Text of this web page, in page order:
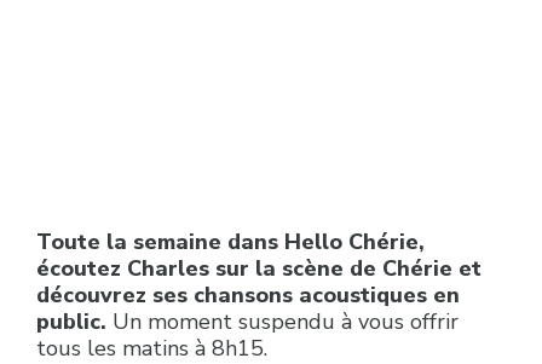
Toute la semaine dans Hello Chérie,
écoutez Charles sur la scène de Chérie et
découvrez ses chansons acoustiques en
public. Un moment suspendu à vous offrir
tous les matins à 8h15.